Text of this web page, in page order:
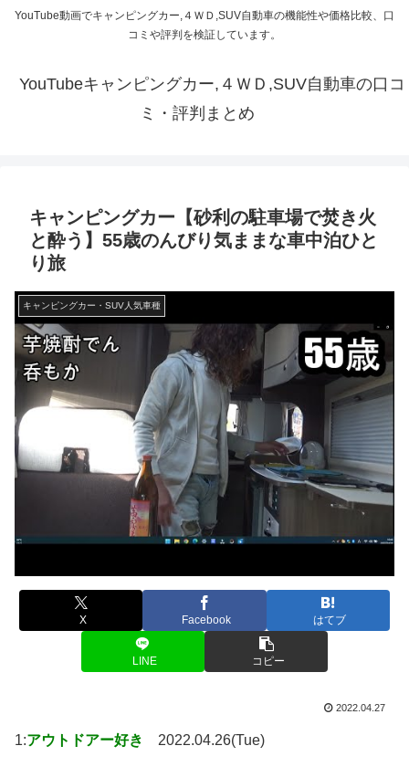
YouTube動画でキャンピングカー,４ＷＤ,SUV自動車の機能性や価格比較、口
コミや評判を検証しています。
YouTubeキャンピングカー,４ＷＤ,SUV自動車の口コ
ミ・評判まとめ
キャンピングカー【砂利の駐車場で焚き火
と酔う】55歳のんびり気ままな車中泊ひと
り旅
キャンピングカー・SUV人気車種
X Facebook はてブ
LINE コピー
2022.04.27
1:アウトドアー好き 2022.04.26(Tue)